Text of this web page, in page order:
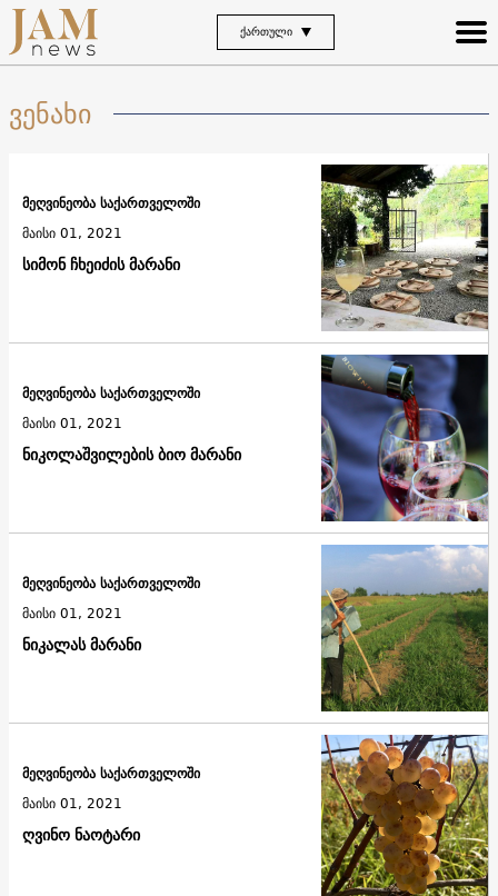
ᲥᲐᲠᲗᲣᲚᲘ
ვენახი
სიმონ ჩხეიძის მარანი
მეღვინეობა საქართველოში
მაისი 01, 2021
ნიკოლაშვილების ბიო მარანი
მეღვინეობა საქართველოში
მაისი 01, 2021
ნიკალას მარანი
მეღვინეობა საქართველოში
მაისი 01, 2021
ღვინო ნაოტარი
მეღვინეობა საქართველოში
მაისი 01, 2021